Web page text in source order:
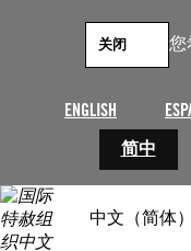
您
ENGLISH
简中
关闭
中文（简体）